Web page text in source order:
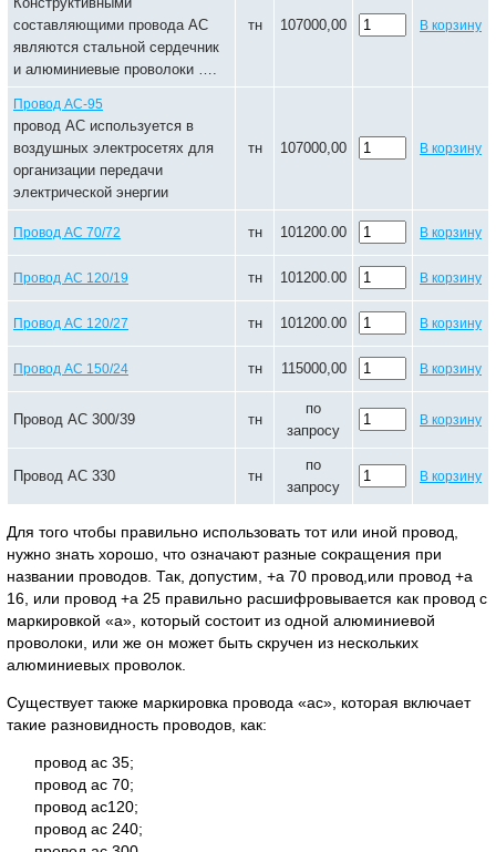
составляющими провода АС
являются стальной сердечник
и алюминиевые проволоки ….
тн 107000,00 В корзину
Провод АС-95
провод АС используется в
воздушных электросетях для
организации передачи
электрической энергии
тн 107000,00 В корзину
Провод АС 70/72 тн 101200.00 В корзину
Провод АС 120/19 тн 101200.00 В корзину
Провод АС 120/27 тн 101200.00 В корзину
Провод АС 150/24 тн 115000,00 В корзину
Провод АС 300/39 тн
по
запросу
В корзину
Провод АС 330 тн
по
запросу
В корзину
Для того чтобы правильно использовать тот или иной провод,
нужно знать хорошо, что означают разные сокращения при
названии проводов. Так, допустим, +а 70 провод,или провод +а
16, или провод +а 25 правильно расшифровывается как провод с
маркировкой «а», который состоит из одной алюминиевой
проволоки, или же он может быть скручен из нескольких
алюминиевых проволок.
Существует также маркировка провода «ас», которая включает
такие разновидность проводов, как:
провод ас 35;
провод ас 70;
провод ас120;
провод ас 240;